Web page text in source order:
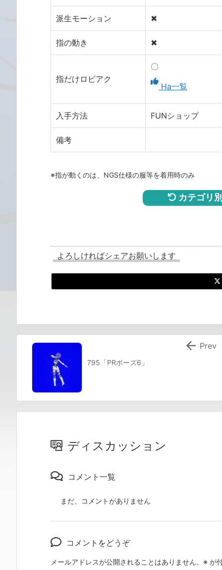
派生モーション ✖
指の動き ✖
指だけロビアク
〇
Ha一覧
入手方法 FUNショップ
備考
※指が動くのは、NGS仕様の服等を着用時のみ
カテゴリ
よろしければシェアお願いします
795「PRポーズ6」
 Prev
ディスカッション
コメント一覧
まだ、コメントがありません
コメントをどうぞ
メールアドレスが公開されることはありません。 ※ が